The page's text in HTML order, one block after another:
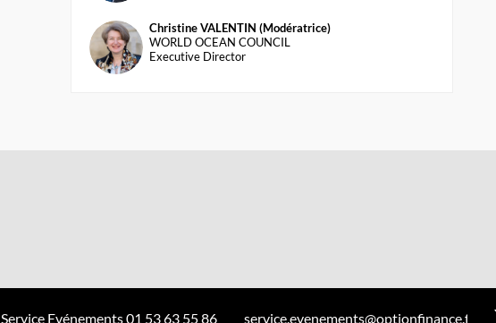
CV(
Christine VALENTIN (Modératrice)
WORLD OCEAN COUNCIL
Executive Director
Service Evénements 01 53 63 55 86 service.evenements@optionfinance.fr